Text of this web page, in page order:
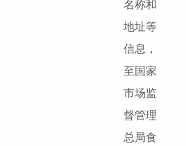
名称和
地址等
信息，
至国家
市场监
督管理
总局食